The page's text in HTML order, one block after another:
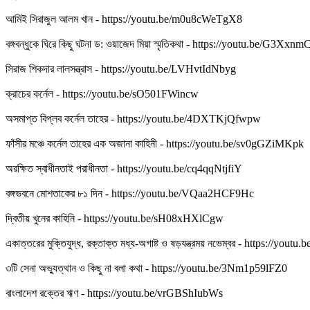
আমিই সিরাজুল আলম খান - https://youtu.be/m0u8cWeTgX8
বঙ্গবন্ধুকে ঘিরে কিছু ঘটনা ড: ওয়াজেদ মিয়া স্মৃতিকথা - https://youtu.be/
সিরাজ শিকদার লালসন্ত্রাস - https://youtu.be/LVHvtIdNbyg
ক্রাচের কর্নেল - https://youtu.be/sO501FWincw
অসমাপ্ত বিপ্লব কর্নেল তাহের - https://youtu.be/4DXTKjQfwpw
ফাঁসীর মঞ্চে কর্নেল তাহের এক অজানা কাহিনী - https://youtu.be/sv0gGZiMKpk
অরক্ষিত স্বাধীনতাই পরাধীনতা - https://youtu.be/cq4qqNtjfiY
বঙ্গভবনে মোশতাকের ৮১ দিন - https://youtu.be/VQaa2HCF9Hc
দ্বিতীয় খুনের কাহিনি - https://youtu.be/sH08xHXlCgw
একাত্তরের মুক্তিযুদ্ধ, রক্তাক্ত মধ্য-অগাষ্ট ও ষড়যন্ত্রময় নভেম্বর - https://
৩টি সেনা অভ্যুত্থান ও কিছু না বলা কথা - https://youtu.be/3Nm1p59lFZ0
বাংলাদেশ রক্তের ঋণ - https://youtu.be/vrGBShIubWs